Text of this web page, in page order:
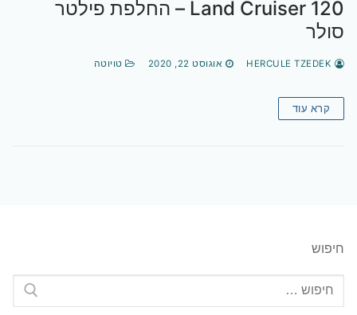
Land Cruiser 120 – החלפת פילטר
סולר
אוגוסט 22, 2020 טויוטה
קרא עוד
חיפוש
חפש: